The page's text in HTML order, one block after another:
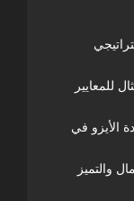
للمعايير
الأيزو في
والتميز